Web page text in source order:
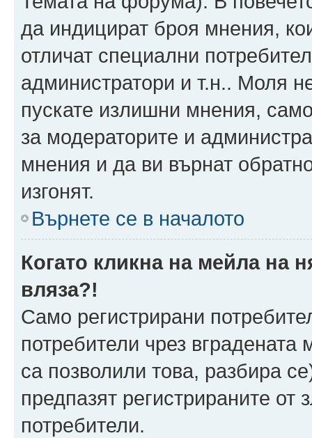
да индицират броя мнения,
отличат специални
администратори и т.н.. Моля
пускате излишни мнения,
за модераторите и
мнения и да ви върнат
изгонят.
Върнете се в началото
Когато кликна на мейла на
вляза?!
Само регистрирани
потребители чрез
са позволили това, разбира
предпазят регистрираните от
потребители.